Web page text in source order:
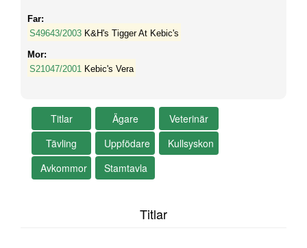
Far:
S49643/2003 K&H's Tigger At Kebic's
Mor:
S21047/2001 Kebic's Vera
Titlar